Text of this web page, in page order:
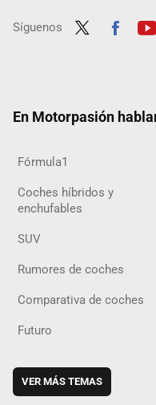
Síguenos
En Motorpasión
Fórmula1
Coches híbridos y
enchufables
SUV
Rumores de coches
Comparativa de coches
Futuro
VER MÁS TEMAS